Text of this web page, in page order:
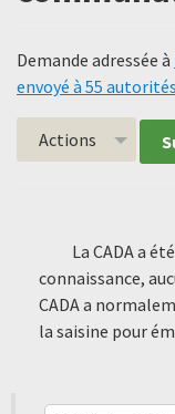
Demande adressée à
envoyé à 55 autorités
Actions
La CADA a
connaissance,
CADA a
la saisine pour